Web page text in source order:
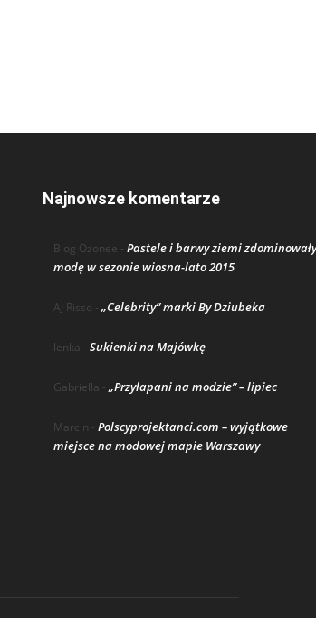
Najnowsze komentarze
Blog Ozonee - Pastele i barwy ziemi zdominowały
modę w sezonie wiosna-lato 2015
AJ Risso - „Celebrity” marki By Dziubeka
lenka - Sukienki na Majówkę
Gabriella - „Przyłapani na modzie” – lipiec
Marcin - Polscyprojektanci.com – wyjątkowe
miejsce na modowej mapie Warszawy